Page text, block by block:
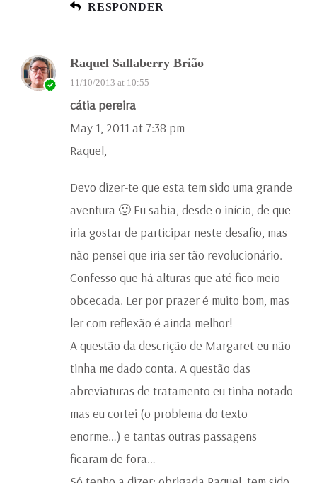
RESPONDER
Raquel Sallaberry Brião
11/10/2013 at 10:55
cátia pereira
May 1, 2011 at 7:38 pm
Raquel,
Devo dizer-te que esta tem sido uma grande
aventura 🙂 Eu sabia, desde o início, de que
iria gostar de participar neste desafio, mas
não pensei que iria ser tão revolucionário.
Confesso que há alturas que até fico meio
obcecada. Ler por prazer é muito bom, mas
ler com reflexão é ainda melhor!
A questão da descrição de Margaret eu não
tinha me dado conta. A questão das
abreviaturas de tratamento eu tinha notado
mas eu cortei (o problema do texto
enorme…) e tantas outras passagens
ficaram de fora…